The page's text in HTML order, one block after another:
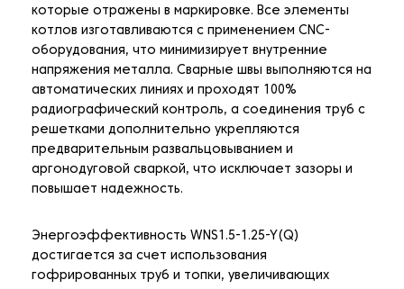
которые отражены в маркировке. Все элементы
котлов изготавливаются с применением CNC-
оборудования, что минимизирует внутренние
напряжения металла. Сварные швы выполняются на
автоматических линиях и проходят 100%
радиографический контроль, а соединения труб с
решетками дополнительно укрепляются
предварительным развальцовыванием и
аргонодуговой сваркой, что исключает зазоры и
повышает надежность.
Энергоэффективность WNS1.5-1.25-Y(Q)
достигается за счет использования
гофрированных труб и топки, увеличивающих